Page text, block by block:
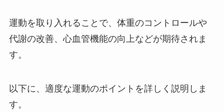
運動を取り入れることで、体重のコントロールや
代謝の改善、心血管機能の向上などが期待されま
す。
以下に、適度な運動のポイントを詳しく説明しま
す。